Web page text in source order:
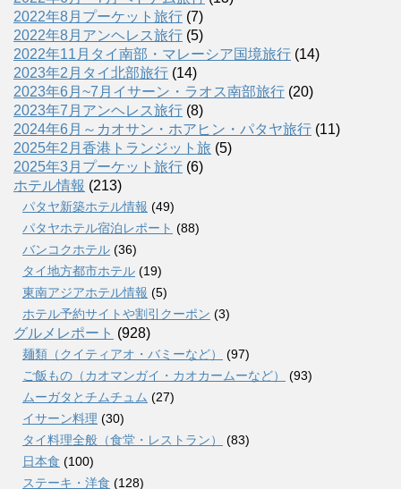
2022年8月プーケット旅行 (7)
2022年8月アンヘレス旅行 (5)
2022年11月タイ南部・マレーシア国境旅行 (14)
2023年2月タイ北部旅行 (14)
2023年6月~7月イサーン・ラオス南部旅行 (20)
2023年7月アンヘレス旅行 (8)
2024年6月～カオサン・ホアヒン・パタヤ旅行 (11)
2025年2月香港トランジット旅 (5)
2025年3月プーケット旅行 (6)
ホテル情報 (213)
パタヤ新築ホテル情報 (49)
パタヤホテル宿泊レポート (88)
バンコクホテル (36)
タイ地方都市ホテル (19)
東南アジアホテル情報 (5)
ホテル予約サイトや割引クーポン (3)
グルメレポート (928)
麺類（クイティアオ・バミーなど）
(97)
ご飯もの（カオマンガイ・カオカームーなど）
(93)
ムーガタとチムチュム (27)
イサーン料理 (30)
タイ料理全般（食堂・レストラン）
(83)
日本食 (100)
ステーキ・洋食 (128)